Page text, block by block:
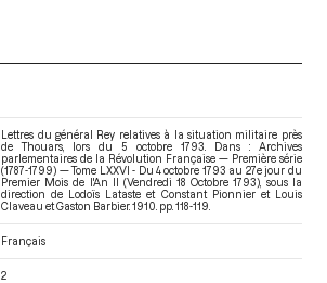
Lettres du général Rey relatives à la situation militaire près
de Thouars, lors du 5 octobre 1793. Dans : Archives
parlementaires de la Révolution Française — Première série
(1787-1799) — Tome LXXVI - Du 4 octobre 1793 au 27e jour du
Premier Mois de l'An II (Vendredi 18 Octobre 1793) , sous la
direction de Lodoïs Lataste et Constant Pionnier et Louis
Claveau et Gaston Barbier. 1910. pp. 118-119.
Français
2